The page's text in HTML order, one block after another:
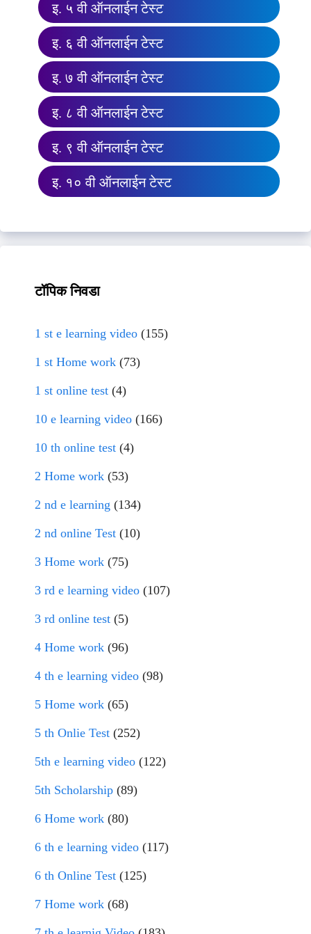
इ. ५ वी ऑनलाईन टेस्ट
इ. ६ वी ऑनलाईन टेस्ट
इ. ७ वी ऑनलाईन टेस्ट
इ. ८ वी ऑनलाईन टेस्ट
इ. ९ वी ऑनलाईन टेस्ट
इ. १० वी ऑनलाईन टेस्ट
टॉपिक निवडा
1 st e learning video (155)
1 st Home work (73)
1 st online test (4)
10 e learning video (166)
10 th online test (4)
2 Home work (53)
2 nd e learning (134)
2 nd online Test (10)
3 Home work (75)
3 rd e learning video (107)
3 rd online test (5)
4 Home work (96)
4 th e learning video (98)
5 Home work (65)
5 th Onlie Test (252)
5th e learning video (122)
5th Scholarship (89)
6 Home work (80)
6 th e learning video (117)
6 th Online Test (125)
7 Home work (68)